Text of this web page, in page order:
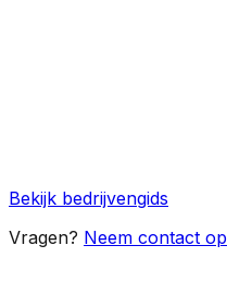
Bekijk bedrijvengids
Vragen? Neem contact op